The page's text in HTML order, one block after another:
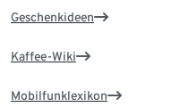
Geschenkideen
Kaffee-Wiki
Mobilfunklexikon